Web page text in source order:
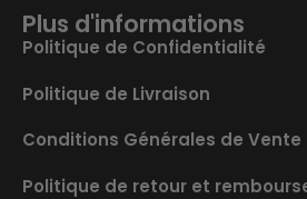
Plus d'informations
Politique de Confidentialité
Politique de Livraison
Conditions Générales de Vente
Politique de retour et